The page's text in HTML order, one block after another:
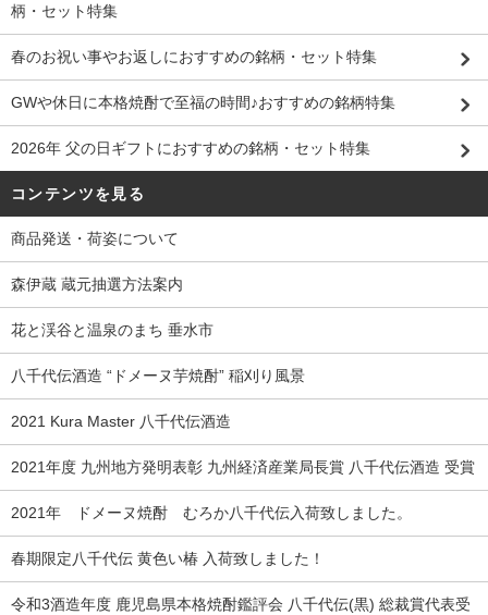
柄・セット特集
春のお祝い事やお返しにおすすめの銘柄・セット特集
GWや休日に本格焼酎で至福の時間♪おすすめの銘柄特集
2026年 父の日ギフトにおすすめの銘柄・セット特集
コンテンツを見る
商品発送・荷姿について
森伊蔵 蔵元抽選方法案内
花と渓谷と温泉のまち 垂水市
八千代伝酒造 “ドメーヌ芋焼酎” 稲刈り風景
2021 Kura Master 八千代伝酒造
2021年度 九州地方発明表彰 九州経済産業局長賞 八千代伝酒造 受賞
2021年 ドメーヌ焼酎 むろか八千代伝入荷致しました。
春期限定八千代伝 黄色い椿 入荷致しました！
令和3酒造年度 鹿児島県本格焼酎鑑評会 八千代伝(黒) 総裁賞代表受